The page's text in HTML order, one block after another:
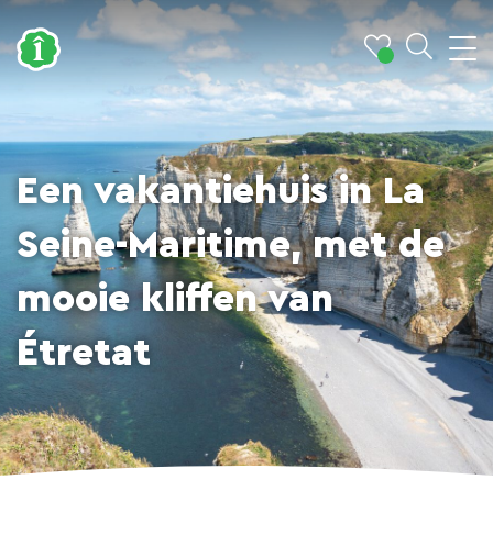
Een vakantiehuis in La
Seine-Maritime, met de
mooie kliffen van
Étretat